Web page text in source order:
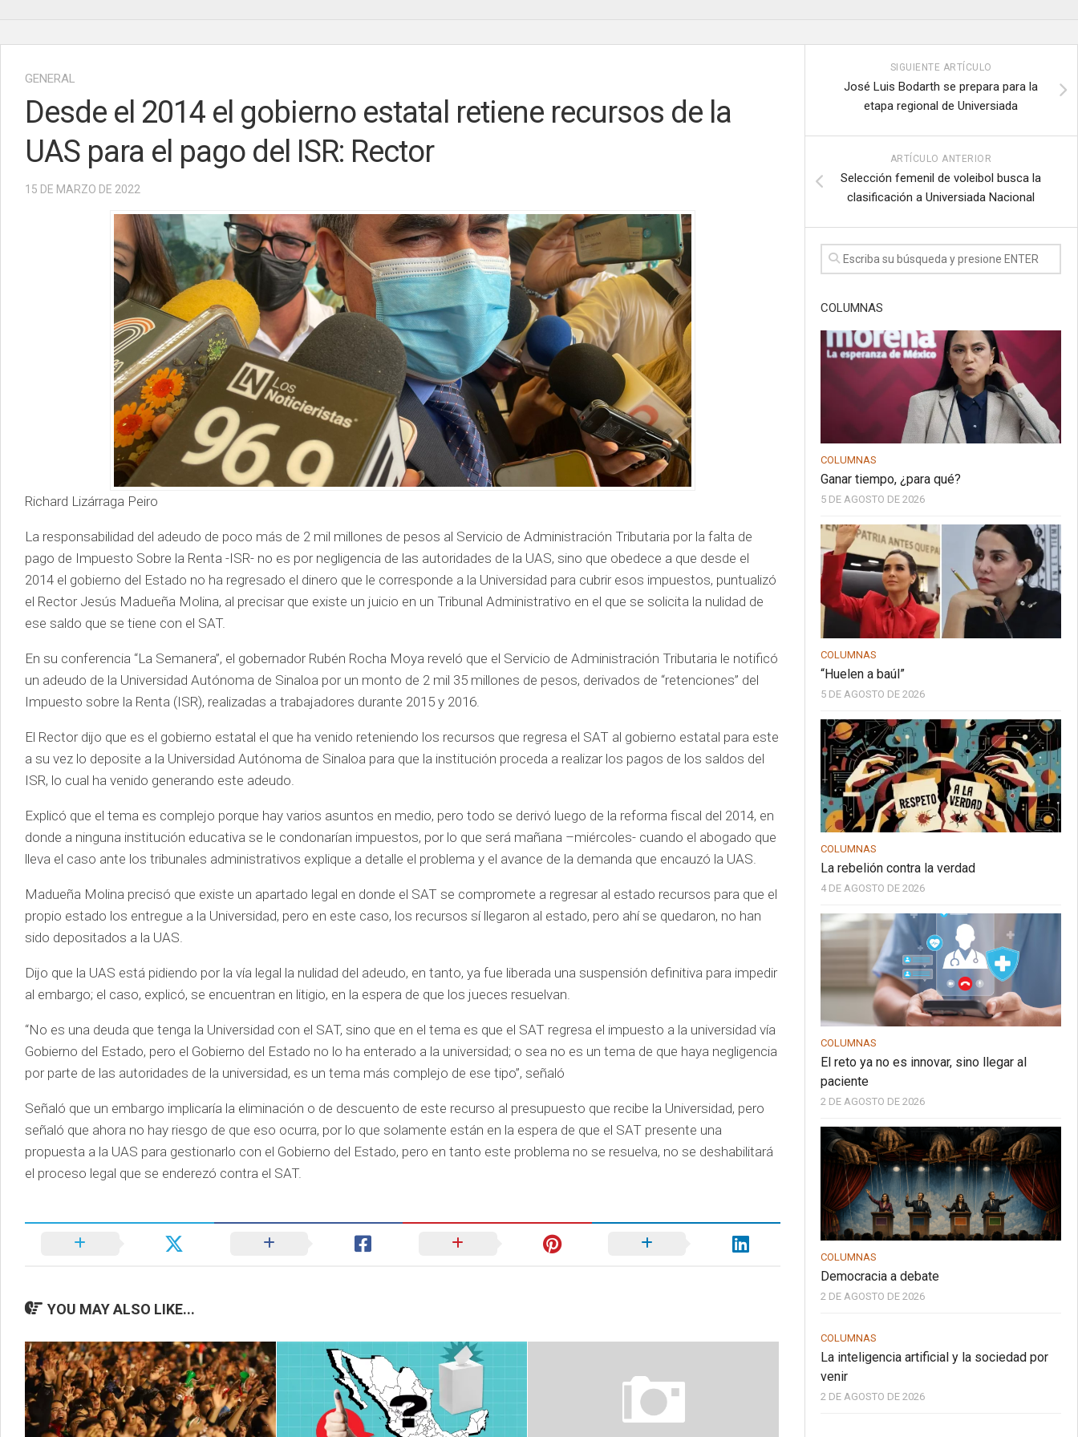
GENERAL
Desde el 2014 el gobierno estatal retiene recursos de la
UAS para el pago del ISR: Rector
15 DE MARZO DE 2022
Richard Lizárraga Peiro
La responsabilidad del adeudo de poco más de 2 mil millones de pesos al Servicio de Administración Tributaria por la falta de
pago de Impuesto Sobre la Renta -ISR- no es por negligencia de las autoridades de la UAS, sino que obedece a que desde el
2014 el gobierno del Estado no ha regresado el dinero que le corresponde a la Universidad para cubrir esos impuestos, puntualizó
el Rector Jesús Madueña Molina, al precisar que existe un juicio en un Tribunal Administrativo en el que se solicita la nulidad de
ese saldo que se tiene con el SAT.
En su conferencia “La Semanera”, el gobernador Rubén Rocha Moya reveló que el Servicio de Administración Tributaria le notificó
un adeudo de la Universidad Autónoma de Sinaloa por un monto de 2 mil 35 millones de pesos, derivados de “retenciones” del
Impuesto sobre la Renta (ISR), realizadas a trabajadores durante 2015 y 2016.
El Rector dijo que es el gobierno estatal el que ha venido reteniendo los recursos que regresa el SAT al gobierno estatal para este
a su vez lo deposite a la Universidad Autónoma de Sinaloa para que la institución proceda a realizar los pagos de los saldos del
ISR, lo cual ha venido generando este adeudo.
Explicó que el tema es complejo porque hay varios asuntos en medio, pero todo se derivó luego de la reforma fiscal del 2014, en
donde a ninguna institución educativa se le condonarían impuestos, por lo que será mañana –miércoles- cuando el abogado que
lleva el caso ante los tribunales administrativos explique a detalle el problema y el avance de la demanda que encauzó la UAS.
Madueña Molina precisó que existe un apartado legal en donde el SAT se compromete a regresar al estado recursos para que el
propio estado los entregue a la Universidad, pero en este caso, los recursos sí llegaron al estado, pero ahí se quedaron, no han
sido depositados a la UAS.
Dijo que la UAS está pidiendo por la vía legal la nulidad del adeudo, en tanto, ya fue liberada una suspensión definitiva para impedir
al embargo; el caso, explicó, se encuentran en litigio, en la espera de que los jueces resuelvan.
“No es una deuda que tenga la Universidad con el SAT, sino que en el tema es que el SAT regresa el impuesto a la universidad vía
Gobierno del Estado, pero el Gobierno del Estado no lo ha enterado a la universidad; o sea no es un tema de que haya negligencia
por parte de las autoridades de la universidad, es un tema más complejo de ese tipo”, señaló
Señaló que un embargo implicaría la eliminación o de descuento de este recurso al presupuesto que recibe la Universidad, pero
señaló que ahora no hay riesgo de que eso ocurra, por lo que solamente están en la espera de que el SAT presente una
propuesta a la UAS para gestionarlo con el Gobierno del Estado, pero en tanto este problema no se resuelva, no se deshabilitará
el proceso legal que se enderezó contra el SAT.
YOU MAY ALSO LIKE...
SIGUIENTE ARTÍCULO
José Luis Bodarth se prepara para la
etapa regional de Universiada
ARTÍCULO ANTERIOR
Selección femenil de voleibol busca la
clasificación a Universiada Nacional
COLUMNAS
COLUMNAS
Ganar tiempo, ¿para qué?
5 DE AGOSTO DE 2026
COLUMNAS
“Huelen a baúl”
5 DE AGOSTO DE 2026
COLUMNAS
La rebelión contra la verdad
4 DE AGOSTO DE 2026
COLUMNAS
El reto ya no es innovar, sino llegar al
paciente
2 DE AGOSTO DE 2026
COLUMNAS
Democracia a debate
2 DE AGOSTO DE 2026
COLUMNAS
La inteligencia artificial y la sociedad por
venir
2 DE AGOSTO DE 2026